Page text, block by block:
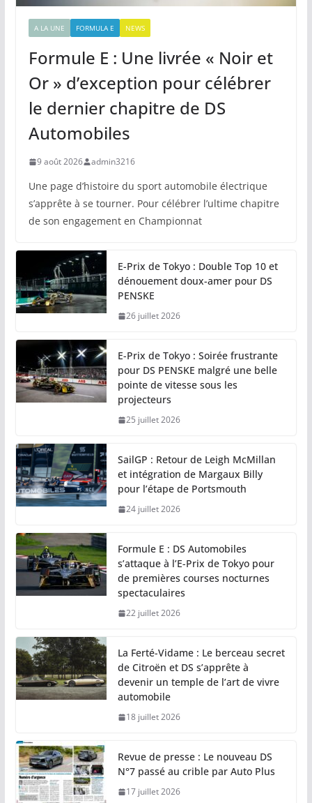
A LA UNE FORMULA E NEWS
Formule E : Une livrée « Noir et
Or » d’exception pour célébrer
le dernier chapitre de DS
Automobiles
9 août 2026 admin3216
Une page d’histoire du sport automobile électrique
s’apprête à se tourner. Pour célébrer l’ultime chapitre
de son engagement en Championnat
E-Prix de Tokyo : Double Top 10 et
dénouement doux-amer pour DS
PENSKE
26 juillet 2026
E-Prix de Tokyo : Soirée frustrante
pour DS PENSKE malgré une belle
pointe de vitesse sous les
projecteurs
25 juillet 2026
SailGP : Retour de Leigh McMillan
et intégration de Margaux Billy
pour l’étape de Portsmouth
24 juillet 2026
Formule E : DS Automobiles
s’attaque à l’E-Prix de Tokyo pour
de premières courses nocturnes
spectaculaires
22 juillet 2026
La Ferté-Vidame : Le berceau secret
de Citroën et DS s’apprête à
devenir un temple de l’art de vivre
automobile
18 juillet 2026
Revue de presse : Le nouveau DS
N°7 passé au crible par Auto Plus
17 juillet 2026